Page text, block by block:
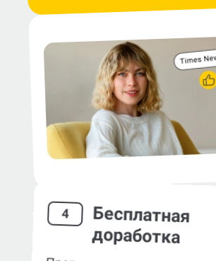
4 Бесплатная
доработка